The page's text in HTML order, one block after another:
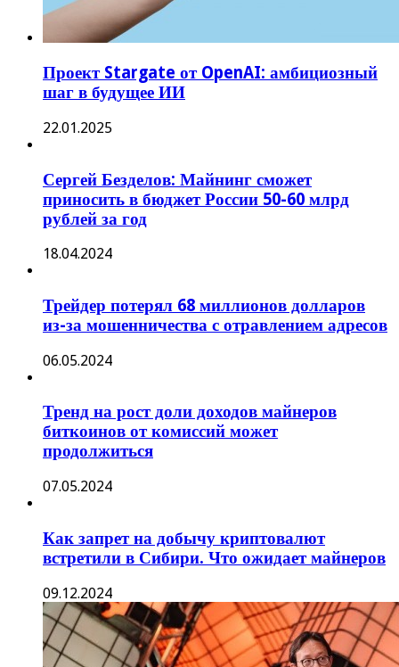
Проект Stargate от OpenAI: амбициозный
шаг в будущее ИИ
22.01.2025
Сергей Безделов: Майнинг сможет
приносить в бюджет России 50-60 млрд
рублей за год
18.04.2024
Трейдер потерял 68 миллионов долларов
из-за мошенничества с отравлением адресов
06.05.2024
Тренд на рост доли доходов майнеров
биткоинов от комиссий может
продолжиться
07.05.2024
Как запрет на добычу криптовалют
встретили в Сибири. Что ожидает майнеров
09.12.2024